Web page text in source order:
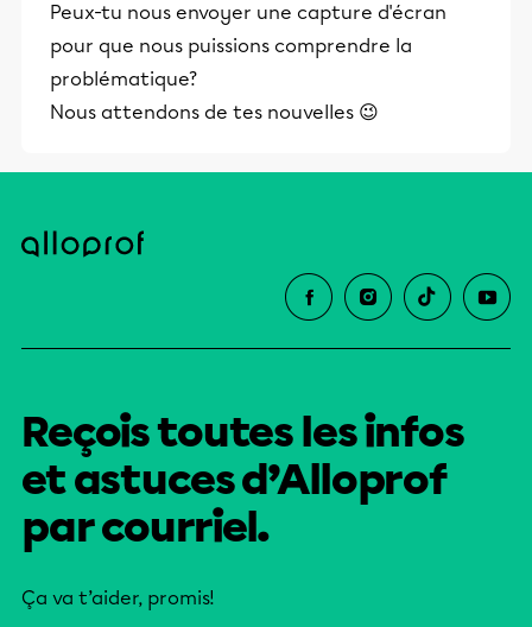
Peux-tu nous envoyer une capture d'écran
pour que nous puissions comprendre la
problématique?
Nous attendons de tes nouvelles 😉
Reçois toutes les infos
et astuces d’Alloprof
par courriel.
Ça va t’aider, promis!